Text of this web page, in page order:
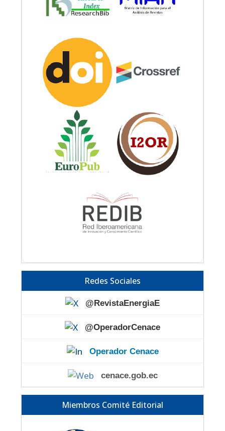
Redes Sociales
@RevistaEnergiaE
@OperadorCenace
Operador Cenace
cenace.gob.ec
Miembros Comité Editorial